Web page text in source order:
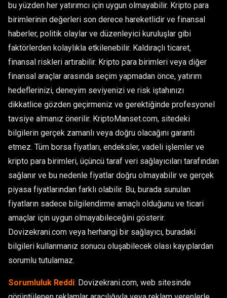
bu yüzden her yatırımcı için uygun olmayabilir. Kripto para
birimlerinin değerleri son derece hareketlidir ve finansal
haberler, politik olaylar ve düzenleyici kuruluşlar gibi
faktörlerden kolaylıkla etkilenebilir. Kaldıraçlı ticaret,
finansal riskleri artırabilir. Kripto para birimleri veya diğer
finansal araçlar arasında seçim yapmadan önce, yatırım
hedeflerinizi, deneyim seviyenizi ve risk iştahınızı
dikkatlice gözden geçirmeniz ve gerektiğinde profesyonel
tavsiye almanız önerilir. KriptoManset.com, sitedeki
bilgilerin gerçek zamanlı veya doğru olacağını garanti
etmez. Tüm borsa fiyatları, endeksler, vadeli işlemler ve
kripto para birimleri, üçüncü taraf veri sağlayıcıları tarafından
sağlanır ve bu nedenle fiyatlar doğru olmayabilir ve gerçek
piyasa fiyatlarından farklı olabilir. Bu, burada sunulan
fiyatların sadece bilgilendirme amaçlı olduğunu ve ticari
amaçlar için uygun olmayabileceğini gösterir.
Dovizekrani.com veya herhangi bir sağlayıcı, buradaki
bilgileri kullanmanız sonucu oluşabilecek olası kayıplardan
sorumlu tutulamaz.
Sorumluluk Reddi: Dovizekrani.com, web sitesinde